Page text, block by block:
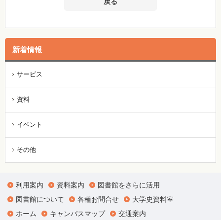
新着情報
サービス
資料
イベント
その他
利用案内 資料案内
図書館をさらに活用
図書館について
各種お問合せ
大学史資料室
ホーム
キャンパスマップ 交通案内